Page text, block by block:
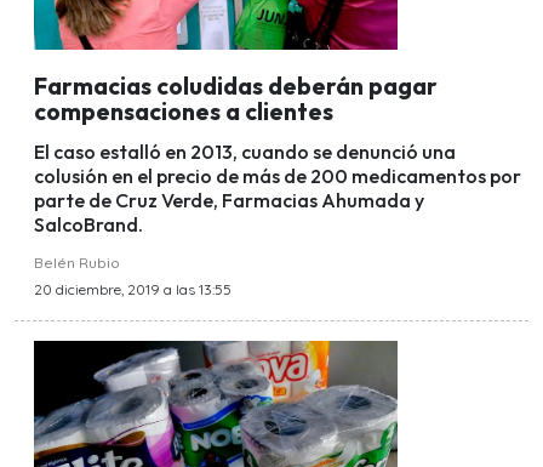
Farmacias coludidas deberán pagar
compensaciones a clientes
El caso estalló en 2013, cuando se denunció una
colusión en el precio de más de 200 medicamentos por
parte de Cruz Verde, Farmacias Ahumada y
SalcoBrand.
Belén Rubio
20 diciembre, 2019 a las 13:55